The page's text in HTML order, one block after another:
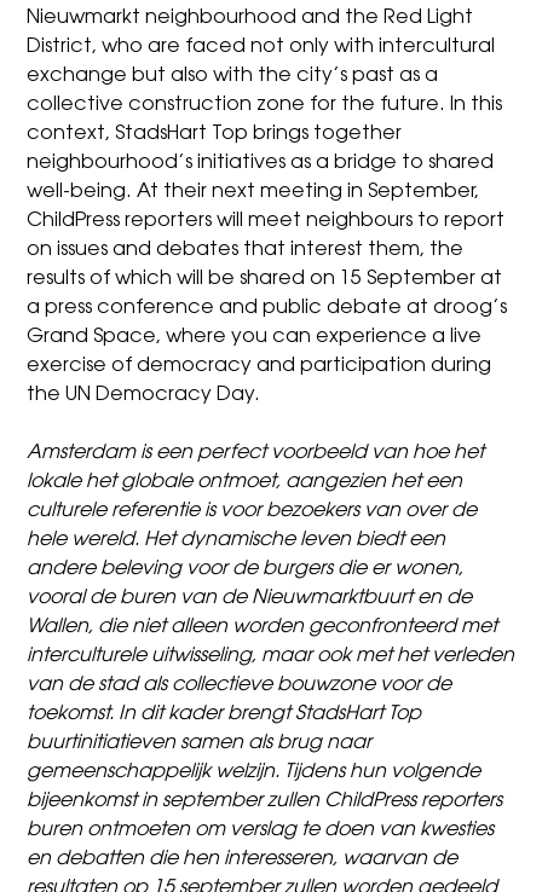
Nieuwmarkt neighbourhood and the Red Light
District, who are faced not only with intercultural
exchange but also with the city’s past as a
collective construction zone for the future. In this
context, StadsHart Top brings together
neighbourhood’s initiatives as a bridge to shared
well-being. At their next meeting in September,
ChildPress reporters will meet neighbours to report
on issues and debates that interest them, the
results of which will be shared on 15 September at
a press conference and public debate at droog’s
Grand Space, where you can experience a live
exercise of democracy and participation during
the UN Democracy Day.
Amsterdam is een perfect voorbeeld van hoe het
lokale het globale ontmoet, aangezien het een
culturele referentie is voor bezoekers van over de
hele wereld. Het dynamische leven biedt een
andere beleving voor de burgers die er wonen,
vooral de buren van de Nieuwmarktbuurt en de
Wallen, die niet alleen worden geconfronteerd met
interculturele uitwisseling, maar ook met het verleden
van de stad als collectieve bouwzone voor de
toekomst. In dit kader brengtStadsHart Top
buurtinitiatieven samen als brug naar
gemeenschappelijk welzijn. Tijdens hun volgende
bijeenkomst in september zullen ChildPress reporters
buren ontmoeten om verslag te doen van kwesties
en debatten die hen interesseren, waarvan de